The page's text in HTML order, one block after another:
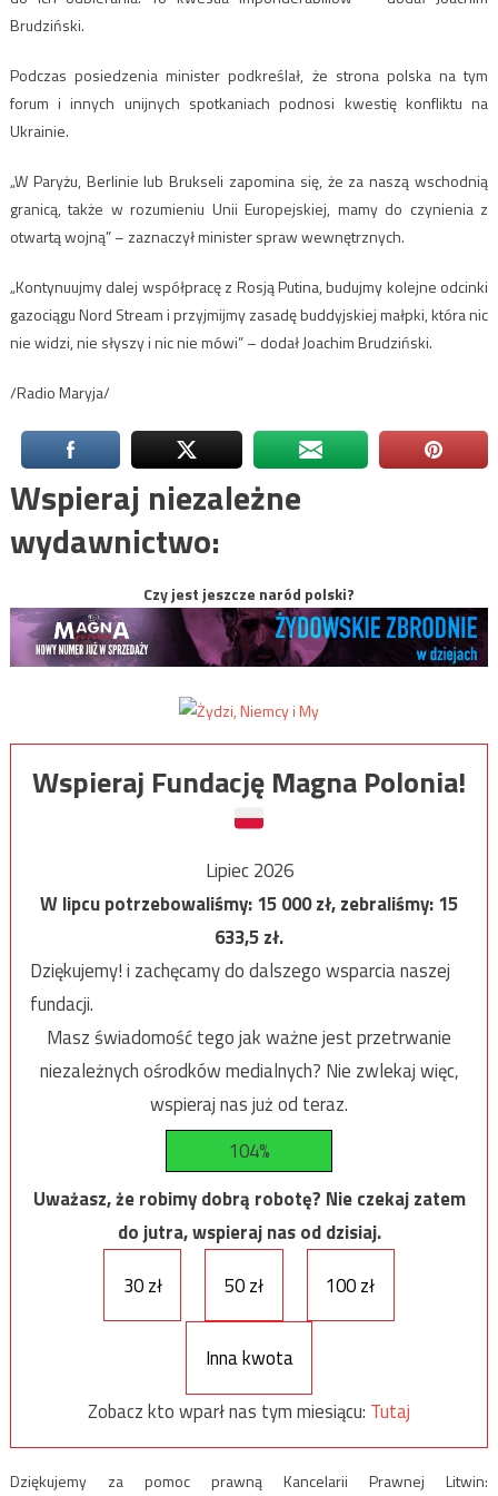
Brudziński.
Podczas posiedzenia minister podkreślał, że strona polska na tym
forum i innych unijnych spotkaniach podnosi kwestię konfliktu na
Ukrainie.
„W Paryżu, Berlinie lub Brukseli zapomina się, że za naszą wschodnią
granicą, także w rozumieniu Unii Europejskiej, mamy do czynienia z
otwartą wojną” – zaznaczył minister spraw wewnętrznych.
„Kontynuujmy dalej współpracę z Rosją Putina, budujmy kolejne odcinki
gazociągu Nord Stream i przyjmijmy zasadę buddyjskiej małpki, która nic
nie widzi, nie słyszy i nic nie mówi” – dodał Joachim Brudziński.
/Radio Maryja/
Wspieraj niezależne
wydawnictwo:
Czy jest jeszcze naród polski?
Wspieraj Fundację Magna Polonia!
Lipiec 2026
W lipcu potrzebowaliśmy:15 000zł, zebraliśmy:15
633,5zł.
Dziękujemy! i zachęcamy do dalszego wsparcia naszej
fundacji.
Masz świadomość tego jak ważne jest przetrwanie
niezależnych ośrodków medialnych? Nie zwlekaj więc,
wspieraj nas już od teraz.
104%
Uważasz, że robimy dobrą robotę? Nie czekaj zatem
do jutra, wspieraj nas od dzisiaj.
30 zł
50 zł 100 zł
Inna kwota
Zobacz kto wparł nas tym miesiącu: Tutaj
Dziękujemy za pomoc prawną Kancelarii Prawnej Litwin: